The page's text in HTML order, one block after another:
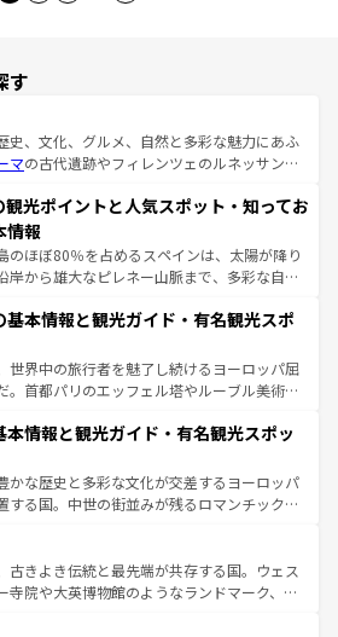
す
史、文化、グルメ、自然と多彩な魅力にあふ
マの古代遺跡やフィレンツェのルネッサンス
ーナの美しい田園風景やアマルフィ海岸の絶
景観も見逃せない。観光の合間には、本場の
など、絶品のイタリア料理を堪能することも
覚めてから夜眠るまで、すべての瞬間を楽し
イタリア情報はコンテンツ一覧を参照してほ
観光ポイントと人気スポット・知ってお
情報
のほぼ80％を占めるスペインは、太陽が降り
岸から雄大なピレネー山脈まで、多彩な自然
この国では、情熱的なフラメンコ、熱気あふ
して美味しいタパスが生活の一部となってい
リードの洗練された雰囲気や、バルセロナの
た街角から、地方では古代ローマ遺跡や中世
よって風土や気候が異なるスペインはその個
を参照してほしい。
基本情報と観光ガイド・有名観光スポ
世界中の旅行者を魅了し続けるヨーロッパ屈
。首都パリのエッフェル塔やルーブル美術館
力が詰まっている。華麗な宮殿、歴史的な大
ビーチ、そして豊かな自然が、訪れる者を心
。また、フランスは美食の国としても知ら
料理はユネスコ無形文化遺産にも登録されて
ンダー畑など、多彩な楽しみ方が可能だ。さ
外の地域にも魅力が溢れており、どの街角に
と文化が息づいている。パリ以外の個性あふ
本情報と観光ガイド・有名観光スポッ
かな歴史と多彩な文化が交差するヨーロッパ
する国。中世の街並みが残るロマンチック街
国は、どこを歩いても飽きることがない。ベ
的活気、バイエルン州のアルプスの絶景、そ
沿いのワイン畑といった風景は必見。ビール
古きよき伝統と最先端が共存する国。ウェス
寺院や大英博物館のようなランドマーク、歴